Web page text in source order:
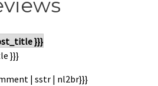
}}}
}}}
| sstr | nl2br}}}